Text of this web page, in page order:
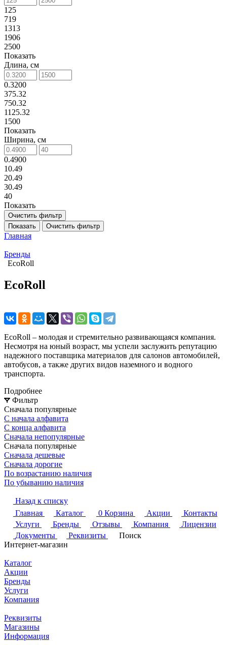
125
719
1313
1906
2500
Показать
Длина, см
0.3200
375.32
750.32
1125.32
1500
Показать
Ширина, см
0.4900
10.49
20.49
30.49
40
Показать
Очистить фильтр
Показать
Очистить фильтр
Главная
Бренды
EcoRoll
EcoRoll
EcoRoll – молодая и стремительно развивающаяся компания.
Несмотря на юный возраст, мы успели заслужить репутацию
надежного поставщика материалов для салонов автомобилей,
автобусов, а также других видов наземного и водного
транспорта.
Подробнее
Фильтр
Сначала популярные
С начала алфавита
С конца алфавита
Сначала непопулярные
Сначала популярные
Сначала дешевые
Сначала дорогие
По возрастанию наличия
По убыванию наличия
Назад к списку
Главная
Каталог 0 Корзина Акции
Контакты
Услуги
Бренды Отзывы Компания
Лицензии
Документы
Реквизиты
Поиск
Интернет-магазин
Каталог
Акции
Бренды
Услуги
Компания
Реквизиты
Магазины
Информация